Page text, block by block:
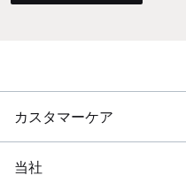
カスタマーケア
当社